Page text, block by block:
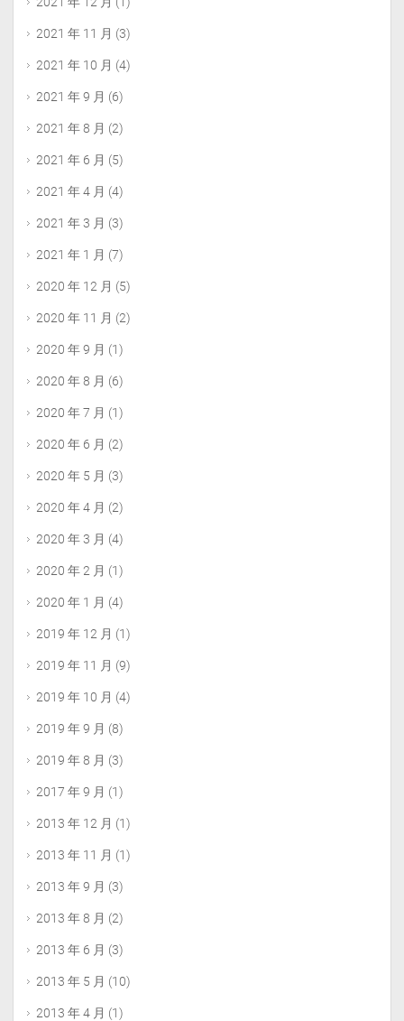
2021 年 11 月 (3)
2021 年 10 月 (4)
2021 年 9 月 (6)
2021 年 8 月 (2)
2021 年 6 月 (5)
2021 年 4 月 (4)
2021 年 3 月 (3)
2021 年 1 月 (7)
2020 年 12 月 (5)
2020 年 11 月 (2)
2020 年 9 月 (1)
2020 年 8 月 (6)
2020 年 7 月 (1)
2020 年 6 月 (2)
2020 年 5 月 (3)
2020 年 4 月 (2)
2020 年 3 月 (4)
2020 年 2 月 (1)
2020 年 1 月 (4)
2019 年 12 月 (1)
2019 年 11 月 (9)
2019 年 10 月 (4)
2019 年 9 月 (8)
2019 年 8 月 (3)
2017 年 9 月 (1)
2013 年 12 月 (1)
2013 年 11 月 (1)
2013 年 9 月 (3)
2013 年 8 月 (2)
2013 年 6 月 (3)
2013 年 5 月 (10)
2013 年 4 月 (1)